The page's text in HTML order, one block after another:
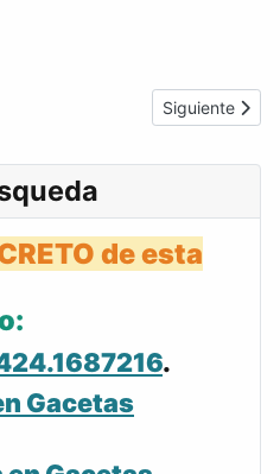
de Venezuela #22228 del lunes
Artículo
Siguiente
de esta
.
Gacetas